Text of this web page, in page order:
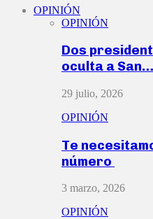
OPINIÓN
OPINIÓN
Dos
oculta a San…
29 julio, 2026
OPINIÓN
Te
número
3 marzo, 2026
OPINIÓN